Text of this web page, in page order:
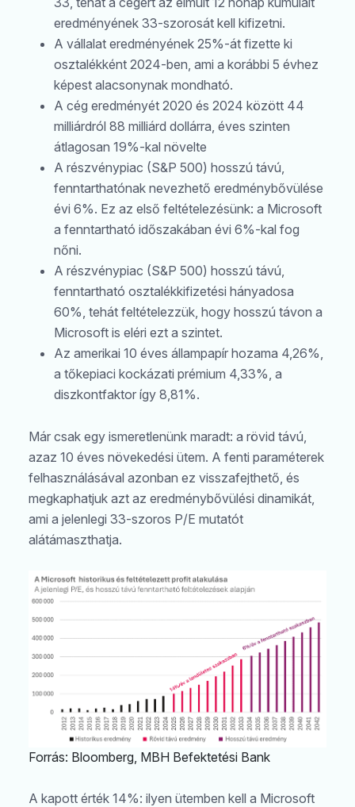
eredményének 33-szorosát kell kifizetni.
A vállalat eredményének 25%-át fizette ki
osztalékként 2024-ben, ami a korábbi 5 évhez
képest alacsonynak mondható.
A cég eredményét 2020 és 2024 között 44
milliárdról 88 milliárd dollárra, éves szinten
átlagosan 19%-kal növelte
A részvénypiac (S&P 500) hosszú távú,
fenntarthatónak nevezhető eredménybővülése
évi 6%. Ez az első feltételezésünk: a Microsoft
a fenntartható időszakában évi 6%-kal fog
nőni.
A részvénypiac (S&P 500) hosszú távú,
fenntartható osztalékkifizetési hányadosa
60%, tehát feltételezzük, hogy hosszú távon a
Microsoft is eléri ezt a szintet.
Az amerikai 10 éves állampapír hozama 4,26%,
a tőkepiaci kockázati prémium 4,33%, a
diszkontfaktor így 8,81%.
Már csak egy ismeretlenünk maradt: a rövid távú,
azaz 10 éves növekedési ütem. A fenti paraméterek
felhasználásával azonban ez visszafejthető, és
megkaphatjuk azt az eredménybővülési dinamikát,
ami a jelenlegi 33-szoros P/E mutatót
alátámaszthatja.
Forrás: Bloomberg, MBH Befektetési Bank
A kapott érték 14%: ilyen ütemben kell a Microsoft